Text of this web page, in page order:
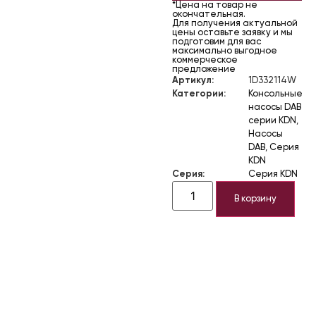
*Цена на товар не
окончательная.
Для получения актуальной
цены оставьте заявку и мы
подготовим для вас
максимально выгодное
коммерческое
предложение
Артикул:
1D332114W
Категории:
Консольные
насосы DAB
серии KDN ,
Насосы
DAB, Серия
KDN
Серия:
Серия KDN
В корзину